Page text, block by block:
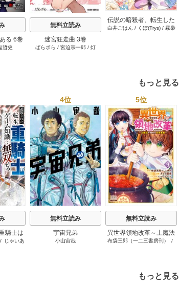
る 6巻
哲史
無料立読み
迷宮狂走曲 3巻
ぱらボら / 宮迫宗一郎 / 灯
伝説の暗殺者、転生した
ら王家の愛され末娘にな
白井ごはん / くぼ(Trys)/ 霧梟
もっと見る
騎士は
双する
/
じゃいあ
4位
無料立読み
宇宙兄弟
小山宙哉
5位
無料立読み
異世界領地改革～土魔法
で始める公共事業～
布袋三郎（一二三書房刊）
/
e
t
もっと見る